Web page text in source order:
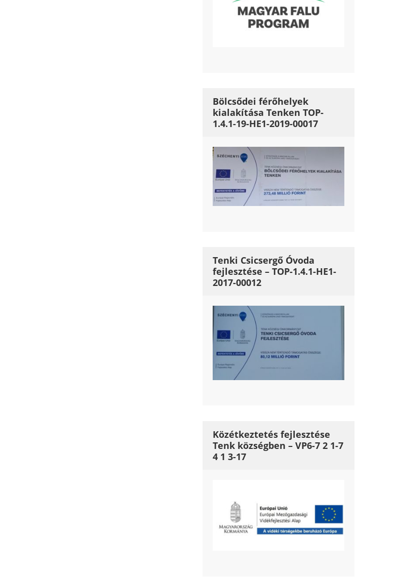
Bölcsődei férőhelyek
kialakítása Tenken TOP-
1.4.1-19-HE1-2019-00017
Tenki Csicsergő Óvoda
fejlesztése – TOP-1.4.1-HE1-
2017-00012
Közétkeztetés fejlesztése
Tenk községben – VP6-7 2 1-7
4 1 3-17